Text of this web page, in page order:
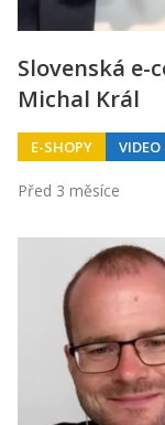
Slovenská e-
Michal Král
E-SHOPY VIDEO
Před 3 měsíce